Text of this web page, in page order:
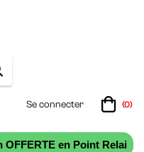
Se connecter (0)
en Point Relai